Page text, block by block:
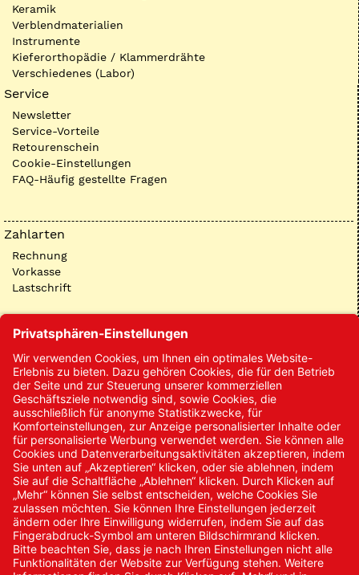
Keramik
Verblendmaterialien
Instrumente
Kieferorthopädie / Klammerdrähte
Verschiedenes (Labor)
Service
Newsletter
Service-Vorteile
Retourenschein
Cookie-Einstellungen
FAQ-Häufig gestellte Fragen
Zahlarten
Rechnung
Vorkasse
Lastschrift
Kontakt
Kontakt/Anfrage
Neukundenanmeldung
Kennwort vergessen
Bestellungen
Sendung verfolgen